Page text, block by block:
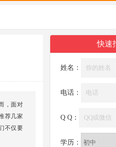
，面对
荐几家
不仅要
快速
姓名：
电话：
Q Q：
学历：